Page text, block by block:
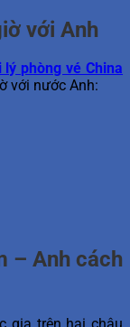
với Anh
lý phòng vé China
với nước Anh:
– Anh cách